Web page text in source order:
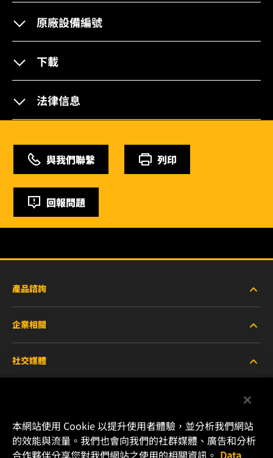
原廠設備編號
下載
法律信息
與我們聯繫 列印
回報問題
產品諮詢
重型設備車輛
小客車與商用車
賽車產品
企業相關
關於WIX
聯絡我們
社交媒體
Instagram
本網站使用 Cookie 以提升使用者體驗，並分析我們網站
的效能與流量。我們也會向我們的社群媒體、廣告和分析
合作夥伴分享您對我們網站之使用的相關資訊。 Data